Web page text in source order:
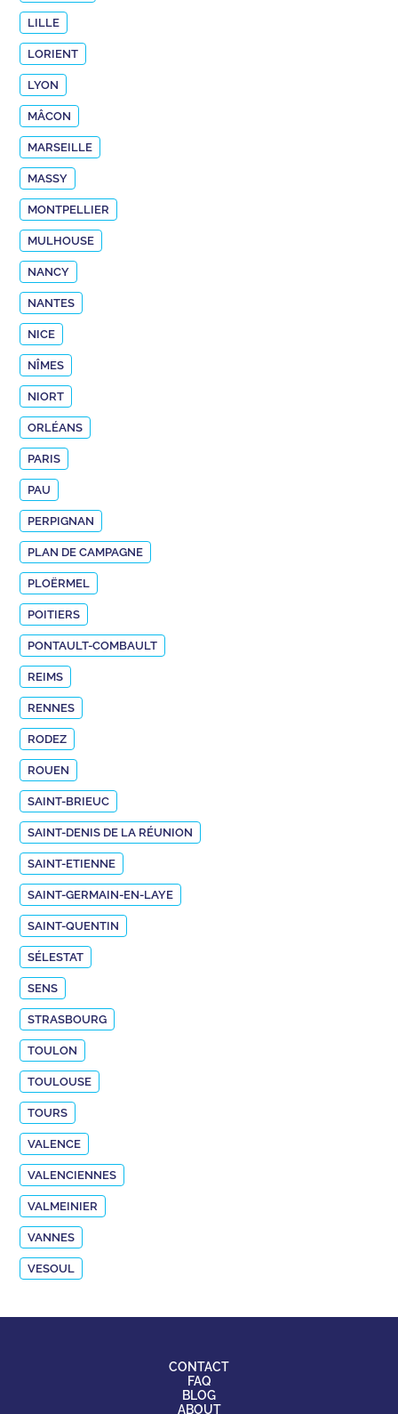
LILLE
LORIENT
LYON
MÂCON
MARSEILLE
MASSY
MONTPELLIER
MULHOUSE
NANCY
NANTES
NICE
NÎMES
NIORT
ORLÉANS
PARIS
PAU
PERPIGNAN
PLAN DE CAMPAGNE
PLOËRMEL
POITIERS
PONTAULT-COMBAULT
REIMS
RENNES
RODEZ
ROUEN
SAINT-BRIEUC
SAINT-DENIS DE LA RÉUNION
SAINT-ETIENNE
SAINT-GERMAIN-EN-LAYE
SAINT-QUENTIN
SÉLESTAT
SENS
STRASBOURG
TOULON
TOULOUSE
TOURS
VALENCE
VALENCIENNES
VALMEINIER
VANNES
VESOUL
CONTACT
FAQ
BLOG
ABOUT